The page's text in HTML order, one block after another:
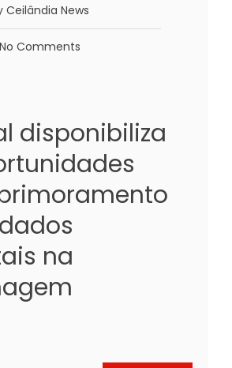
Ceilândia News
No Comments
disponibiliza
na